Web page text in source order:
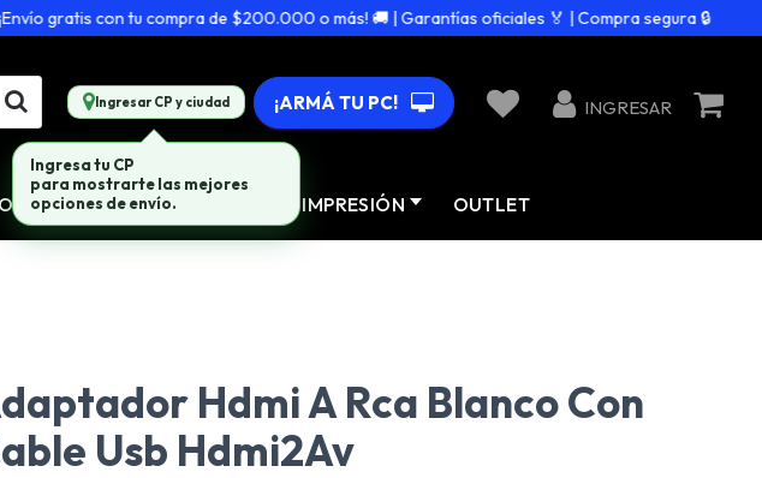
gratis con tu compra de $200.000 o más! 🚚 | Garantías oficiales 🏅 | Compra segura 🔒
Ingresar CP y ciudad ¡ARMÁ TU PC! INGRESAR
CONECTIVIDAD IMPRESIÓN OUTLET
Hdmi A Rca Blanco Con
Usb Hdmi2Av
Ingresa tu CP
para mostrarte las mejores
opciones de envío.